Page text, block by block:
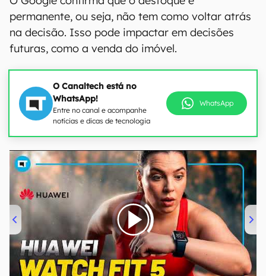
permanente, ou seja, não tem como voltar atrás
na decisão. Isso pode impactar em decisões
futuras, como a venda do imóvel.
O Canaltech está no
WhatsApp!
Entre no canal e acompanhe
notícias e dicas de tecnologia
WhatsApp